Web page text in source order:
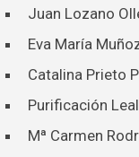
Juan Lozano
Eva María
Catalina Prieto
Purificación
Mª Carmen